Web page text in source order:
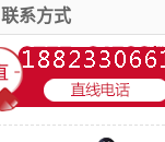
联系方式